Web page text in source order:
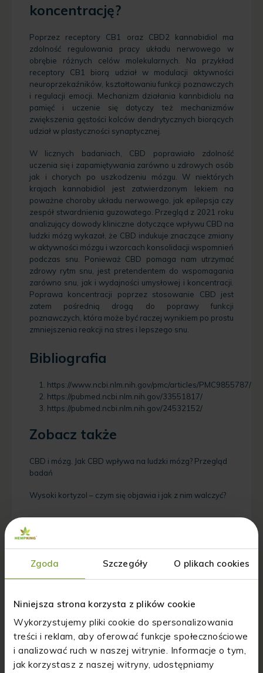
Zgoda Szczegóły O plikach cookies
Niniejsza strona korzysta z plików cookie
Wykorzystujemy pliki cookie do spersonalizowania
treści i reklam, aby oferować funkcje społecznościowe
i analizować ruch w naszej witrynie. Informacje o tym,
jak korzystasz z naszej witryny, udostępniamy
koncentrację?
Poprzez receptory CB1 oraz CBD2 kannabidiol ma
zdolność regulowania pracy układu nerwowego w
obrębie różnych celów molekularnych. Na przykład
receptory CB1 biorą udział w modulacji aktywności
neuroprzekaźników, kształtowaniu funkcji poznawczych
i regulacji emocji. Mechanizm działania kannbidiolu na
pamięć i uczenie się dotyczy też mechanizmów
zwiększenia gęstości kolców dendrytycznych biorących
udział w plastyczności synaptycznej.
W licznych badaniach, CBD poprawiało zdolność
uczenia się i zapamiętywania zarówno u zdrowych osób
jak i chorych po uszkodzeniu mózgu. W niektórych
krajach kannabidiol jest zatwierdzonym lekiem na
poważne choroby układu nerwowego, jak epilepsja czy
zespół stwardnienia guzowatego. Przegląd z 2021 roku
analizujący dowody kliniczne dotyczące wpływu CBD na
ludzki mózg wykazał, że CBD indukuje znaczące zmiany
w aktywności mózgu i wzorcach konsolidacji wspomnień
podczas snu. Ponieważ CBD pomaga nam utrzymać
zdrowy rytm snu, jest pretendentem do wspomagania
zarówno snu, jak i wydajności umysłowej i koncentracji.
Poprawa koncentracji poprzez stosowanie CBD jest
zatem pośrednią drogą do poprawy funkcji
poznawczych, która może być raczej wynikiem po prostu
zmniejszenia reakcji na stres i lepszego snu.
Bibliografia
https://www.ncbi.nlm.nih.gov/pmc/articles/PMC9855787/
https://pubmed.ncbi.nlm.nih.gov/33551817/
https://pubmed.ncbi.nlm.nih.gov/24532152/
Zobacz także
CBD i mózg. Jak CBD wpływa na ludzki mózg? Przegląd
badań
Wysoki kortyzol – czym się objawia i jak z nim walczyć?
Jak oceniasz nasz wpis?
Średnia ocena5/ 5. Liczba głosów:1
Udostępnij post